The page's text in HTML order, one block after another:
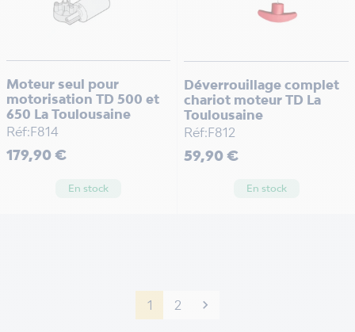
Moteur seul pour
motorisation TD 500 et
650 La Toulousaine
Réf:F814
Prix
179,90 €
En stock
Déverrouillage complet
chariot moteur TD La
Toulousaine
Réf:F812
Prix
59,90 €
En stock
1 2 Suivant
